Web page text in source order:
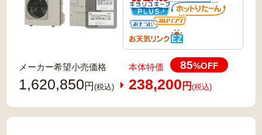
メーカー希望小売価格
1,620,850 円(税込)
本体特価 85%OFF
238,200 円 (税込)